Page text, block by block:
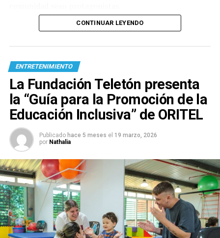
CONTINUAR LEYENDO
ENTRETENIMIENTO
La Fundación Teletón presenta
la “Guía para la Promoción de la
Educación Inclusiva” de ORITEL
Publicado hace 5 meses el 19 marzo, 2026
por Nathalia